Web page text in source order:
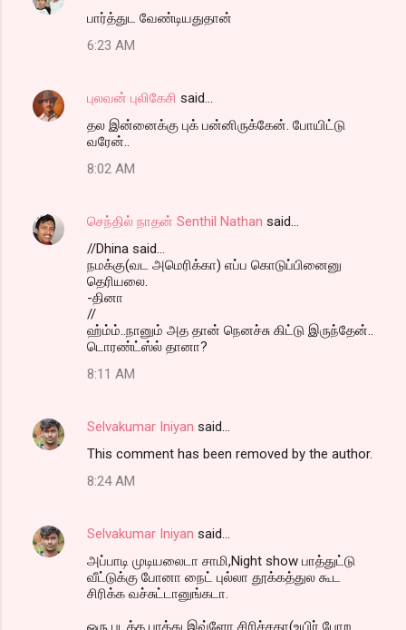
பார்த்துட வேண்டியதுதான்
6:23 AM
புலவன் புலிகேசி said…
தல இன்னைக்கு புக் பன்னிருக்கேன். போயிட்டு
வரேன்..
8:02 AM
செந்தில் நாதன் Senthil Nathan said…
//Dhina said...
நமக்கு(வட அமெரிக்கா) எப்ப கொடுப்பினைனு
தெரியலை.
-தினா
//
ஹ்ம்ம்..நானும் அத தான் நெனச்சு கிட்டு இருந்தேன்..
டொரண்ட்ஸ்ல் தானா?
8:11 AM
Selvakumar Iniyan said…
This comment has been removed by the author.
8:24 AM
Selvakumar Iniyan said…
அப்பாடி முடியலைடா சாமி,Night show பாத்துட்டு
வீட்டுக்கு போனா நைட் புல்லா தூக்கத்துல கூட
சிரிக்க வச்சுட்டானுங்கடா.
ஒரு படத்த பாத்து இவ்ளோ சிரிச்சதா(உயிர் போற